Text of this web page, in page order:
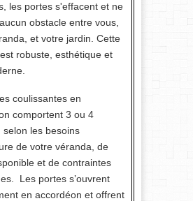
les portes s'effacent et ne
obstacle entre vous,
et votre jardin. Cette
robuste, esthétique et
coulissantes en
comportent 3 ou 4
selon les besoins
de votre véranda, de
et de contraintes
Les portes s‛ouvrent
en accordéon et offrent